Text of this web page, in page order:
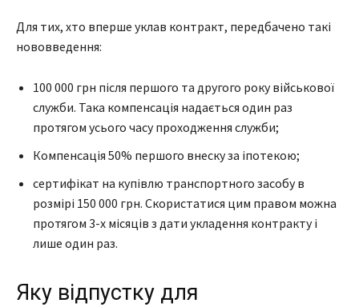
Для тих, хто вперше уклав контракт, передбачено такі
нововведення:
100 000 грн після першого та другого року військової
служби. Така компенсація надається один раз
протягом усього часу проходження служби;
Компенсація 50% першого внеску за іпотекою;
сертифікат на купівлю транспортного засобу в
розмірі 150 000 грн. Скористатися цим правом можна
протягом 3-х місяців з дати укладення контракту і
лише один раз.
Яку відпустку для